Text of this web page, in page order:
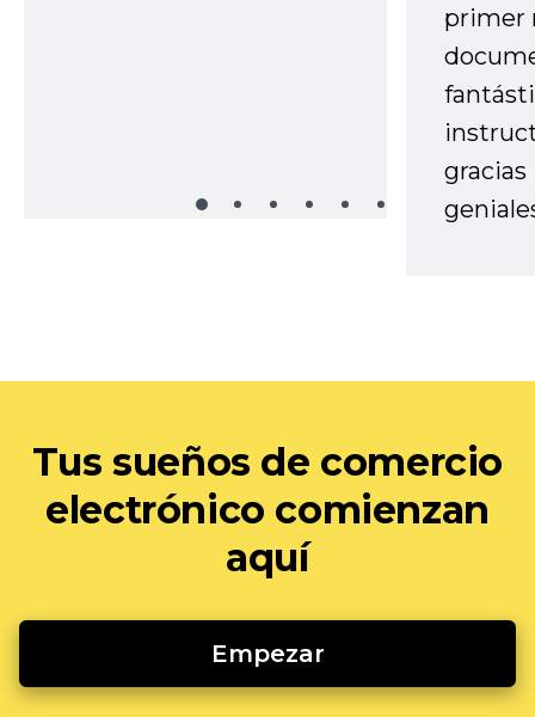
primer
gracias
Tus sueños de comercio
electrónico comienzan
aquí
Empezar